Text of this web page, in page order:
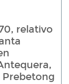
relativo